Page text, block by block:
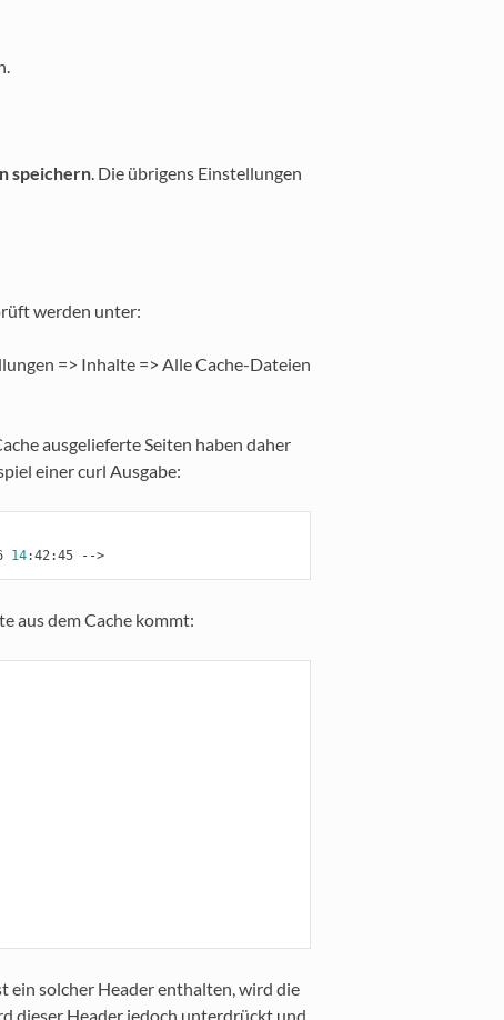
speichern. Die übrigens Einstellungen
werden unter:
=> Inhalte => Alle Cache-Dateien
ausgelieferte Seiten haben daher
einer curl Ausgabe:
14 :42:45 -->
aus dem Cache kommt:
ein solcher Header enthalten, wird die
dieser Header jedoch unterdrückt und